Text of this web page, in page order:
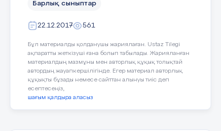
Әкем,анам үлкенді сыйла деген,
Сол сөз маған ізгілік,құйған ерен.
Үлкендерден ауысқан,кішілікті,
Үлкендердің өзіне сыйға берем.
Осы астарлы сөзді әрқашанда ұмытпайық.
Рефлексия
мақсаты; баланы дамытып қана қоймай,
жеткізіп, тұлға ретінде қалыптастыру.
Отбасында баланың жан -жақты
қалыптасуына ата- ана мен отбасы
мүшелерінің қарым қатынасында
махаббат, сүйіспеншілік, адамгершілік,
қайырымдылық, әділдік, ұйымшылдық,
мәдениеттік қасиеттері және т.б келбетін
Барлық сыныптар
22.12.2017 561
Бұл материалды қолданушы жариялаған. Ustaz Tilegi
ақпаратты жеткізуші ғана болып табылады. Жарияланған
материалдың мазмұны мен авторлық құқық толықтай
автордың жауапкершілігінде. Егер материал авторлық
құқықты бұзады немесе сайттан алынуы тиіс деп
есептесеңіз,
шағым қалдыра аласыз